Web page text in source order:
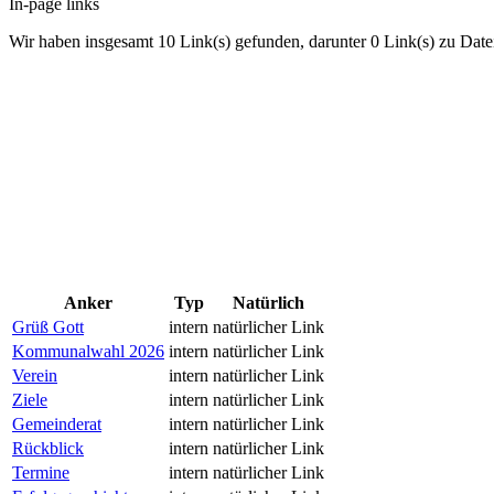
In-page links
Wir haben insgesamt 10 Link(s) gefunden, darunter 0 Link(s) zu
Anker Typ
Natürlich
Grüß Gott
intern natürlicher Link
Kommunalwahl 2026 intern natürlicher Link
Verein
intern natürlicher Link
Ziele
intern natürlicher Link
Gemeinderat
intern natürlicher Link
Rückblick
intern natürlicher Link
Termine
intern natürlicher Link